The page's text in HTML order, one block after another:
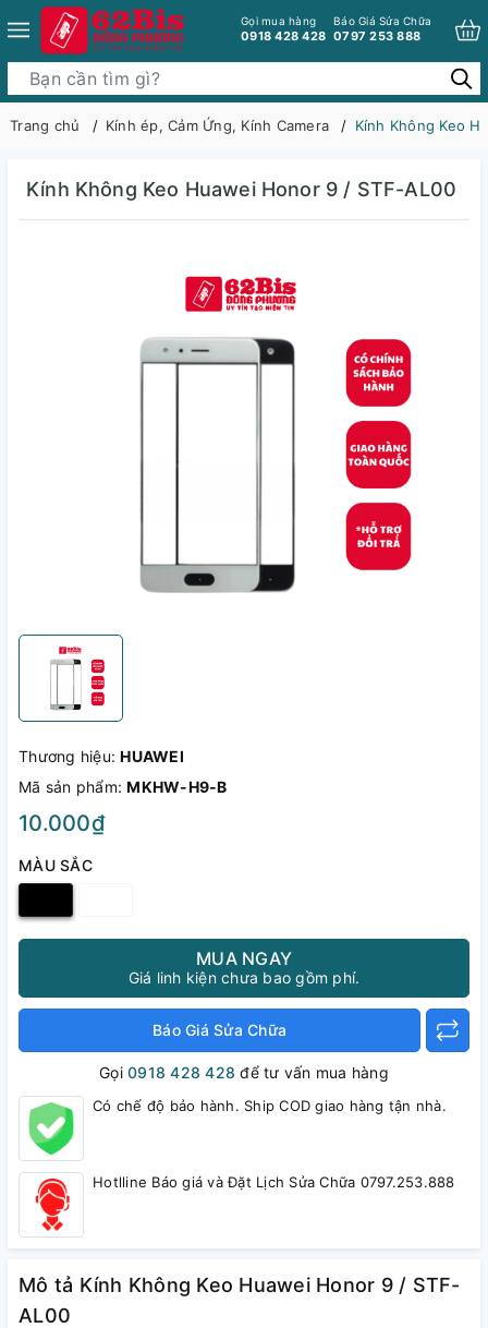
Gọi mua hàng
0918 428 428
Báo Giá Sửa Chữa
0797 253 888
Trang chủ Kính ép, Cảm Ứng, Kính Camera Kính Không Keo
Kính Không Keo Huawei Honor 9 / STF-AL00
Thương hiệu:HUAWEI
Mã sản phẩm:MKHW-H9-B
10.000₫
MÀU SẮC
MUA NGAY
Giá linh kiện chưa bao gồm phí.
Báo Giá Sửa Chữa
Gọi0918 428 428 để tư vấn mua hàng
Có chế độ bảo hành. Ship COD giao hàng tận nhà.
Hotlline Báo giá và Đặt Lịch Sửa Chữa 0797.253.888
Mô tả Kính Không Keo Huawei Honor 9 / STF-
AL00